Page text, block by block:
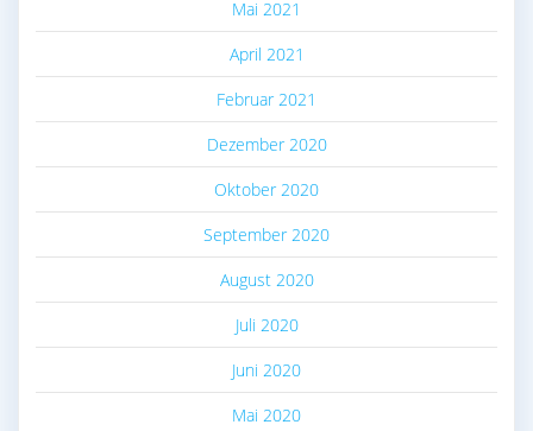
Mai 2021
April 2021
Februar 2021
Dezember 2020
Oktober 2020
September 2020
August 2020
Juli 2020
Juni 2020
Mai 2020